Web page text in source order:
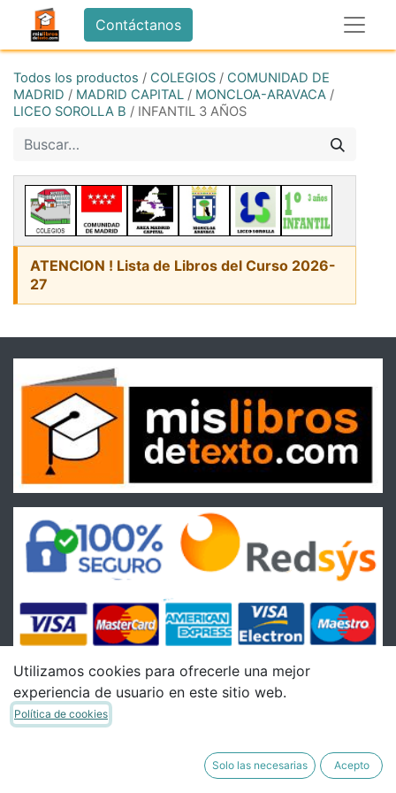
Contáctanos
Todos los productos / COLEGIOS / COMUNIDAD DE
MADRID / MADRID CAPITAL / MONCLOA-ARAVACA /
LICEO SOROLLA B / INFANTIL 3 AÑOS
ATENCION ! Lista de Libros del Curso 2026-
27
Condiciones
Utilizamos cookies para ofrecerle una mejor
experiencia de usuario en este sitio web.
Política de cookies
Solo las necesarias Acepto